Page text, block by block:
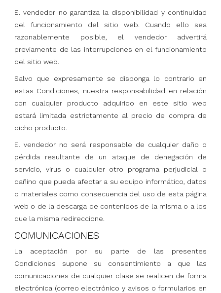
El vendedor no garantiza la disponibilidad y continuidad
del funcionamiento del sitio web. Cuando ello sea
razonablemente posible, el vendedor advertirá
previamente de las interrupciones en el funcionamiento
del sitio web.
Salvo que expresamente se disponga lo contrario en
estas Condiciones, nuestra responsabilidad en relación
con cualquier producto adquirido en este sitio web
estará limitada estrictamente al precio de compra de
dicho producto.
El vendedor no será responsable de cualquier daño o
pérdida resultante de un ataque de denegación de
servicio, virus o cualquier otro programa perjudicial o
dañino que pueda afectar a su equipo informático, datos
o materiales como consecuencia del uso de esta página
web o de la descarga de contenidos de la misma o a los
que la misma redireccione.
COMUNICACIONES
La aceptación por su parte de las presentes
Condiciones supone su consentimiento a que las
comunicaciones de cualquier clase se realicen de forma
electrónica (correo electrónico y avisos o formularios en